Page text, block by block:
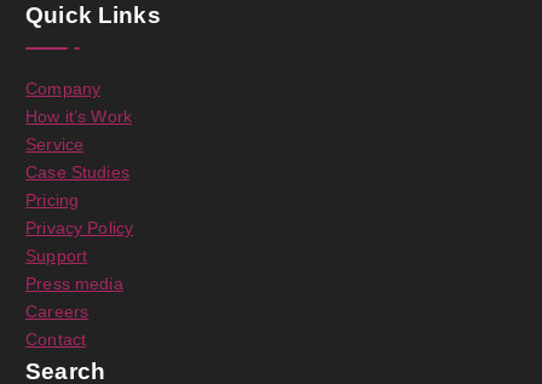
Quick Links
Company
How it’s Work
Service
Case Studies
Pricing
Privacy Policy
Support
Press media
Careers
Contact
Search